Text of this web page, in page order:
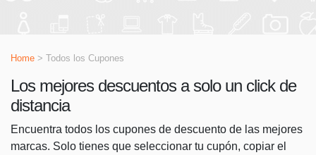
Home > Todos los Cupones
Los mejores descuentos a solo un click de
distancia
Encuentra todos los cupones de descuento de las mejores
marcas. Solo tienes que seleccionar tu cupón, copiar el